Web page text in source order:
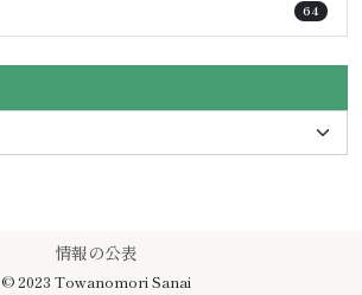
64
© 2023 Towanomori Sanai
情報の公表